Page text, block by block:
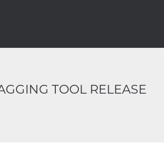
TOOL RELEASE